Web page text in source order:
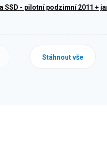
- pilotní podzimní 2011 +
Stáhnout vše